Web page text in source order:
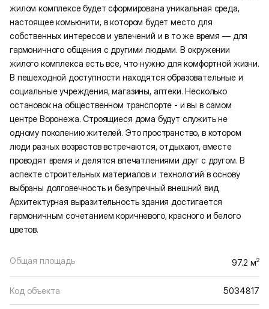
жилом комплексе будет сформирована уникальная среда,
настоящее комьюнити, в котором будет место для
собственных интересов и увлечений и в то же время — для
гармоничного общения с другими людьми. В окружении
жилого комплекса есть все, что нужно для комфортной жизни.
В пешеходной доступности находятся образовательные и
социальные учреждения, магазины, аптеки. Несколько
остановок на общественном транспорте - и вы в самом
центре Воронежа. Строящиеся дома будут служить не
одному поколению жителей. Это пространство, в котором
люди разных возрастов встречаются, отдыхают, вместе
проводят время и делятся впечатлениями друг с другом. В
аспекте строительных материалов и технологий в основу
выбраны долговечность и безупречный внешний вид.
Архитектурная выразительность здания достигается
гармоничным сочетанием коричневого, красного и белого
цветов.
Общая площадь 97.2 м2
Код объекта 5034817